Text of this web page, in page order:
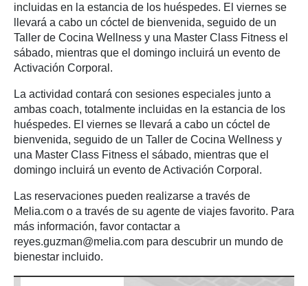
incluidas en la estancia de los huéspedes. El viernes se
llevará a cabo un cóctel de bienvenida, seguido de un
Taller de Cocina Wellness y una Master Class Fitness el
sábado, mientras que el domingo incluirá un evento de
Activación Corporal.
La actividad contará con sesiones especiales junto a
ambas coach, totalmente incluidas en la estancia de los
huéspedes. El viernes se llevará a cabo un cóctel de
bienvenida, seguido de un Taller de Cocina Wellness y
una Master Class Fitness el sábado, mientras que el
domingo incluirá un evento de Activación Corporal.
Las reservaciones pueden realizarse a través de
Melia.com o a través de su agente de viajes favorito. Para
más información, favor contactar a
reyes.guzman@melia.com para descubrir un mundo de
bienestar incluido.